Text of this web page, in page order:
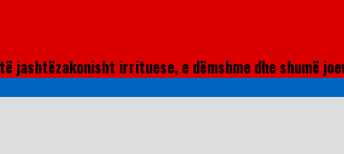
jashtëzakonisht irrituese, e dëmshme dhe shumë